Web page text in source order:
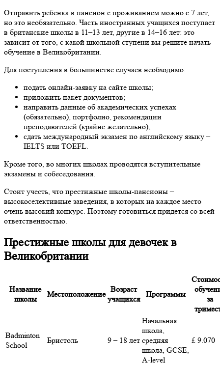
Отправить ребенка в пансион с проживанием можно с 7 лет,
но это необязательно. Часть иностранных учащихся поступает
в британские школы в 11–13 лет, другие в 14–16 лет: это
зависит от того, с какой школьной ступени вы решите начать
обучение в Великобритании.
Для поступления в большинстве случаев необходимо:
подать онлайн-заявку на сайте школы;
приложить пакет документов;
направить данные об академических успехах
(обязательно), портфолио, рекомендации
преподавателей (крайне желательно);
сдать международный экзамен по английскому языку –
IELTS или TOEFL.
Кроме того, во многих школах проводятся вступительные
экзамены и собеседования.
Стоит учесть, что престижные школы-пансионы –
высокоселективные заведения, в которых на каждое место
очень высокий конкурс. Поэтому готовиться придется со всей
ответственностью.
Престижные школы для девочек в
Великобритании
Название
школы
Местоположение
Возраст
учащихся
Программы
за
Badminton
School
Бристоль 9 – 18 лет
Начальная
школа,
средняя
школа, GCSE,
A-level
£ 9.070